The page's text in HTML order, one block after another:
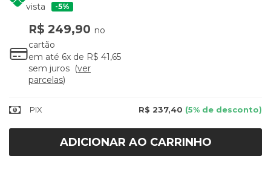
vista
5%
R$ 249,90 no
cartão
em até 6x de R$ 41,65
sem juros
ver
parcelas
PIX R$ 237,40 (5% de desconto)
ADICIONAR AO CARRINHO